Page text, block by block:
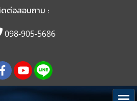
ต่อสอบถาม :
098-905-5686